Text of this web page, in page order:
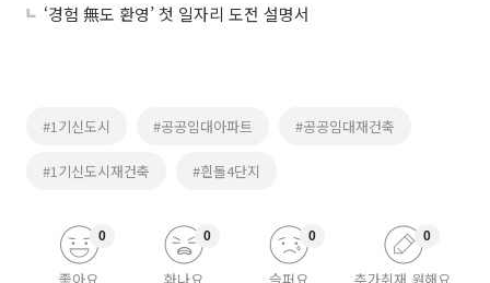
‘경험 無도 환영’ 첫 일자리 도전 설명서
#1기신도시 #공공임대아파트 #공공임대재건축
#1기신도시재건축 #흰돌4단지
0 0 0 0